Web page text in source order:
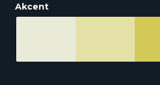
Akcent